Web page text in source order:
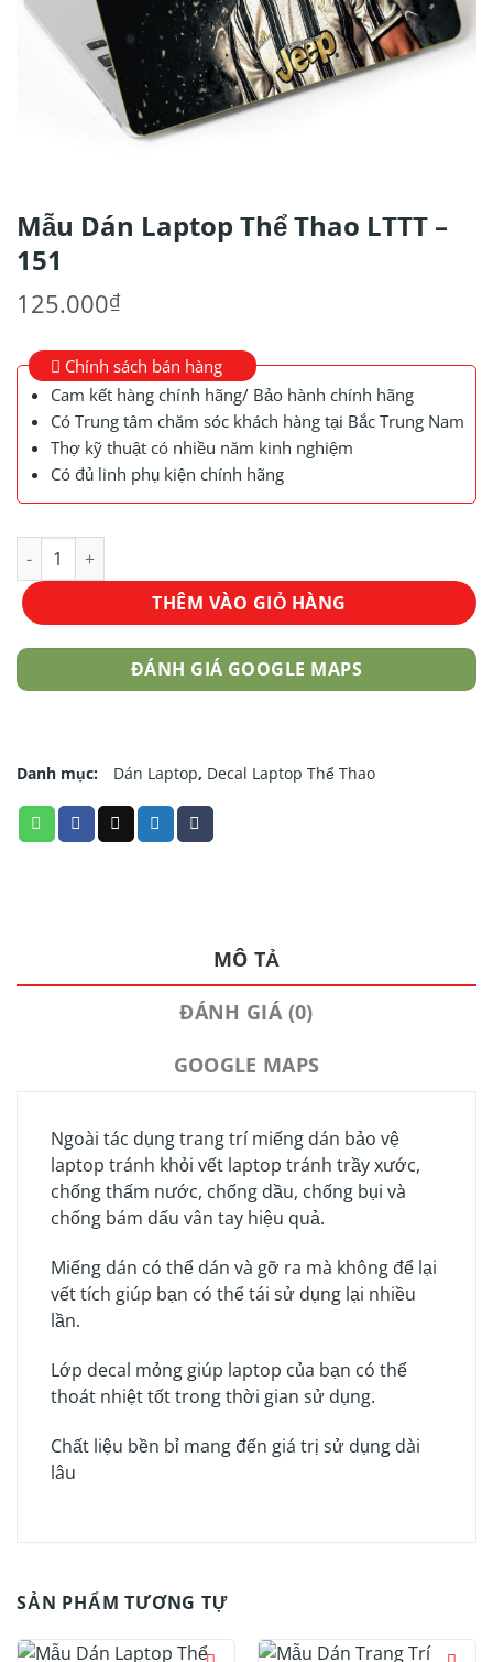
Mẫu Dán Laptop Thể Thao LTTT –
151
125.000₫
Chính sách bán hàng
Cam kết hàng chính hãng/ Bảo hành chính hãng
Có Trung tâm chăm sóc khách hàng tại Bắc Trung Nam
Thợ kỹ thuật có nhiều năm kinh nghiệm
Có đủ linh phụ kiện chính hãng
Mẫu Dán Laptop Thể Thao LTTT - 151 số lượng
THÊM VÀO GIỎ HÀNG
ĐÁNH GIÁ GOOGLE MAPS
Danh mục: Dán Laptop, Decal Laptop Thể Thao
MÔ TẢ
ĐÁNH GIÁ (0)
GOOGLE MAPS
Ngoài tác dụng trang trí miếng dán bảo vệ
laptop tránh khỏi vết laptop tránh trầy xước,
chống thấm nước, chống dầu, chống bụi và
chống bám dấu vân tay hiệu quả.
Miếng dán có thể dán và gỡ ra mà không để lại
vết tích giúp bạn có thể tái sử dụng lại nhiều
lần.
Lớp decal mỏng giúp laptop của bạn có thể
thoát nhiệt tốt trong thời gian sử dụng.
Chất liệu bền bỉ mang đến giá trị sử dụng dài
lâu
SẢN PHẨM TƯƠNG TỰ